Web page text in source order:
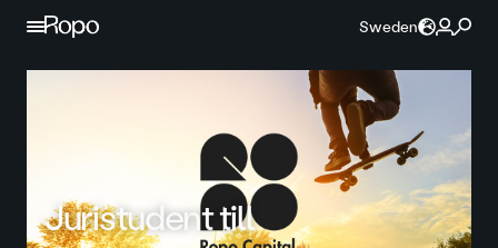
Hoppa till innehållet
Sweden
Juristudent till